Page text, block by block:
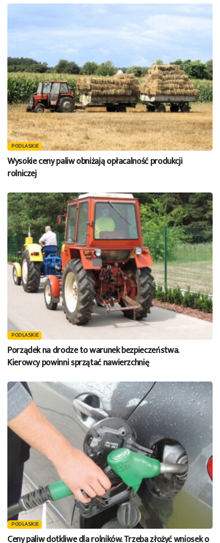
PODLASKIE
Wysokie ceny paliw obniżają opłacalność produkcji
rolniczej
PODLASKIE
Porządek na drodze to warunek bezpieczeństwa.
Kierowcy powinni sprzątać nawierzchnię
PODLASKIE
Ceny paliw dotkliwe dla rolników. Trzeba złożyć wniosek o